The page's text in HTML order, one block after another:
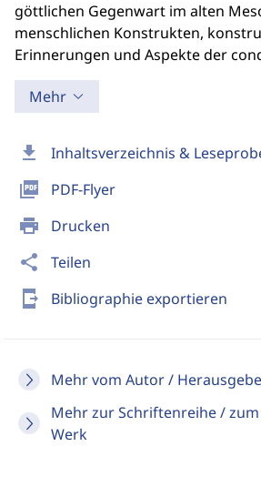
download Inhaltsverzeichnis &
picture_as_pdf PDF-Flyer
print Drucken
share Teilen
send_to_mobile Bibliographie exportieren
Mehr vom Autor /
Mehr zur Schriftenreihe /
Werk
göttlichen Gegenwart im alten
menschlichen Konstrukten,
Erinnerungen und Aspekte der
Mehr